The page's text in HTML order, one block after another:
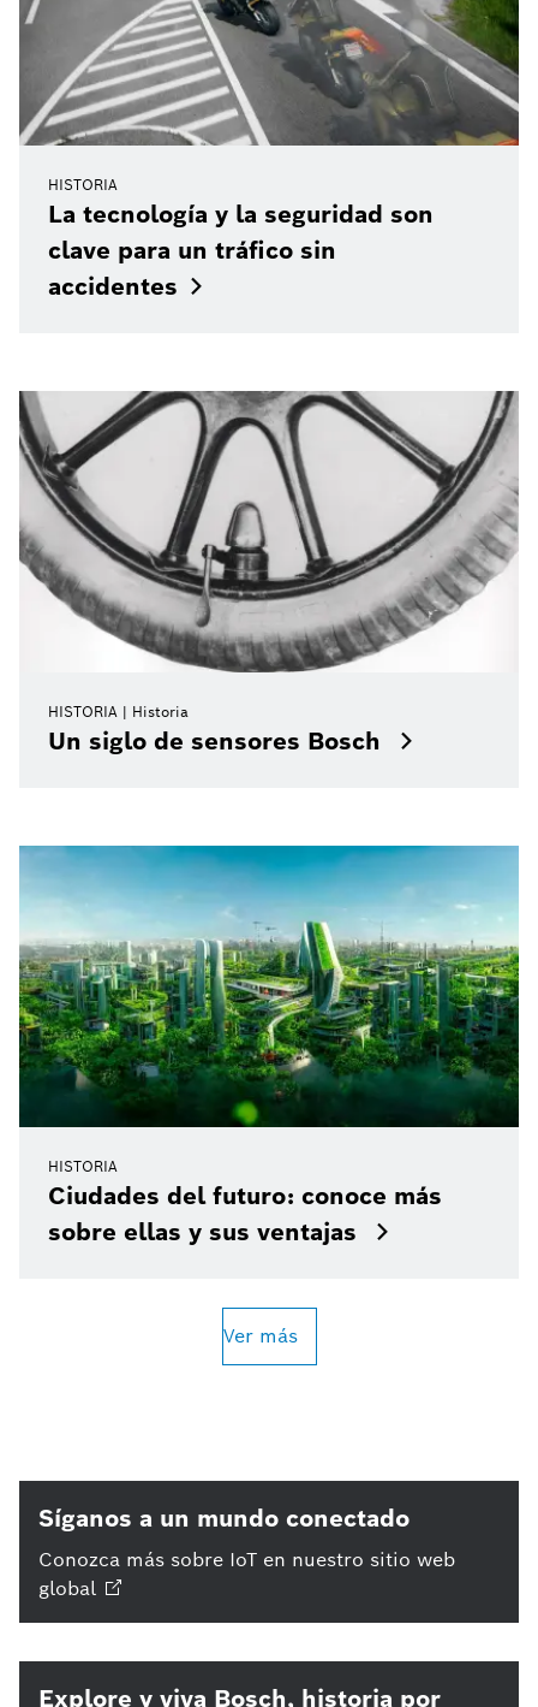
HISTORIA
La tecnología y la seguridad son
clave para un tráfico sin
accidentes
HISTORIA Historia
Un siglo de sensores Bosch
HISTORIA
Ciudades del futuro: conoce más
sobre ellas y sus ventajas
Ver más
Síganos a un mundo conectado
Conozca más sobre IoT en nuestro sitio web
global
Explore y viva Bosch, historia por